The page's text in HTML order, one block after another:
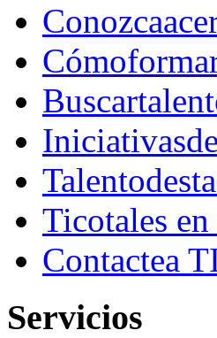
Conozca
Cómo
Buscar
Iniciativas
Talento
Ticotales
Contactea
Servicios